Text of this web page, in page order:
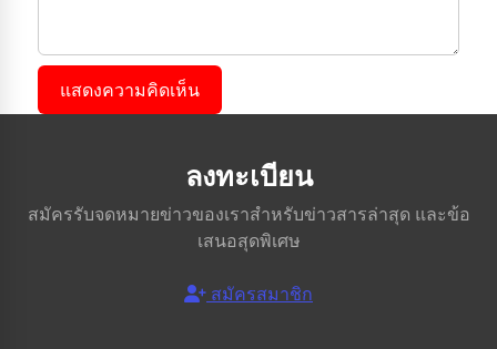
แสดงความคิดเห็น
ลงทะเบียน
สมัครรับจดหมายข่าวของเราสำหรับข่าวสารล่าสุด และข้อ
เสนอสุดพิเศษ
สมัครสมาชิก